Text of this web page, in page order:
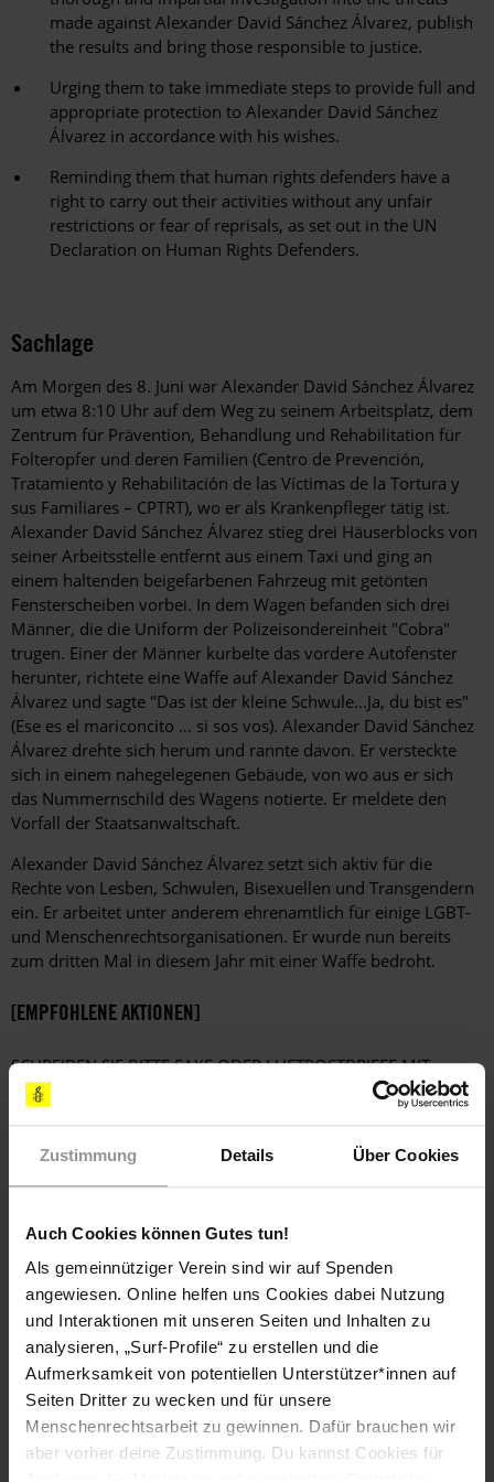
Zustimmung Details Über Cookies
Auch Cookies können Gutes tun!
Als gemeinnütziger Verein sind wir auf Spenden
angewiesen. Online helfen uns Cookies dabei Nutzung
und Interaktionen mit unseren Seiten und Inhalten zu
analysieren, „Surf-Profile“ zu erstellen und die
Aufmerksamkeit von potentiellen Unterstützer*innen auf
Seiten Dritter zu wecken und für unsere
Menschenrechtsarbeit zu gewinnen. Dafür brauchen wir
aber vorher deine Zustimmung. Du kannst Cookies für
made against Alexander David Sánchez Álvarez, publish
the results and bring those responsible to justice.
Urging them to take immediate steps to provide full and
appropriate protection to Alexander David Sánchez
Álvarez in accordance with his wishes.
Reminding them that human rights defenders have a
right to carry out their activities without any unfair
restrictions or fear of reprisals, as set out in the UN
Declaration on Human Rights Defenders.
Sachlage
Am Morgen des 8. Juni war Alexander David Sánchez Álvarez
um etwa 8:10 Uhr auf dem Weg zu seinem Arbeitsplatz, dem
Zentrum für Prävention, Behandlung und Rehabilitation für
Folteropfer und deren Familien (Centro de Prevención,
Tratamiento y Rehabilitación de las Víctimas de la Tortura y
sus Familiares – CPTRT), wo er als Krankenpfleger tätig ist.
Alexander David Sánchez Álvarez stieg drei Häuserblocks von
seiner Arbeitsstelle entfernt aus einem Taxi und ging an
einem haltenden beigefarbenen Fahrzeug mit getönten
Fensterscheiben vorbei. In dem Wagen befanden sich drei
Männer, die die Uniform der Polizeisondereinheit "Cobra"
trugen. Einer der Männer kurbelte das vordere Autofenster
herunter, richtete eine Waffe auf Alexander David Sánchez
Álvarez und sagte "Das ist der kleine Schwule...Ja, du bist es"
(Ese es el mariconcito … si sos vos). Alexander David Sánchez
Álvarez drehte sich herum und rannte davon. Er versteckte
sich in einem nahegelegenen Gebäude, von wo aus er sich
das Nummernschild des Wagens notierte. Er meldete den
Vorfall der Staatsanwaltschaft.
Alexander David Sánchez Álvarez setzt sich aktiv für die
Rechte von Lesben, Schwulen, Bisexuellen und Transgendern
ein. Er arbeitet unter anderem ehrenamtlich für einige LGBT-
und Menschenrechtsorganisationen. Er wurde nun bereits
zum dritten Mal in diesem Jahr mit einer Waffe bedroht.
[EMPFOHLENE AKTIONEN]
SCHREIBEN SIE BITTE FAXE ODER LUFTPOSTBRIEFE MIT
FOLGENDEN FORDERUNGEN
Ich fordere Sie auf, die gegen Alexander David Sánchez
Álvarez gerichteten Drohungen in unabhängiger,
Verantwortlichen vor Gericht zu stellen.
Ich bitte Sie eindringlich, unverzüglich angemessene
Schutzmaßnahmen für Alexander David Sánchez Álvarez
in Übereinstimmung mit seinen Wünschen zu ergreifen.
Ich möchte Sie daran erinnern, dass
MenschenrechtlerInnen das Recht haben, ihren
Aktivitäten ohne Einschränkungen oder Angst vor
Repressalien nachzugehen, wie es in der UN-Erklärung
zum Schutz von Menschenrechtsverteidigern